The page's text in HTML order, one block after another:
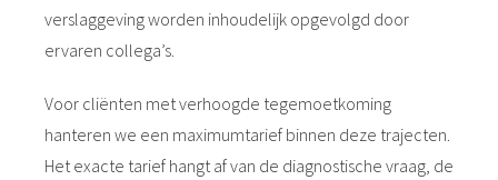
verslaggeving worden inhoudelijk opgevolgd door
ervaren collega’s.
Voor cliënten met verhoogde tegemoetkoming
hanteren we een maximumtarief binnen deze trajecten.
Het exacte tarief hangt af van de diagnostische vraag, de